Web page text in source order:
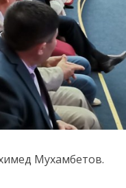
Мухамбетов.